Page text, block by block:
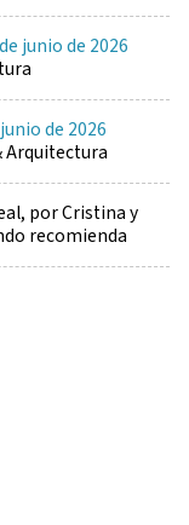
junio de 2026
de 2026
Arquitectura
por Cristina y
recomienda